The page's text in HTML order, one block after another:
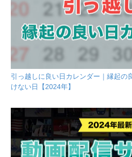
引っ越しに良い日カレンダー｜縁起の
けない日【2024年】